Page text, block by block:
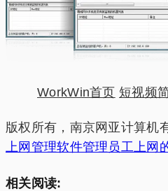
WorkWin首页 短视频
版权所有，南京网亚计算机
上网管理软件管理员工上网
相关阅读: